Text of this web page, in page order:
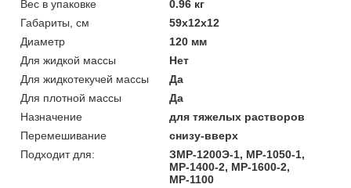
Вес в упаковке
0.96 кг
Габариты, см
59х12х12
Диаметр
120 мм
Для жидкой массы
Нет
Для жидкотекучей массы
Да
Для плотной массы
Да
Назначение
для тяжелых растворов
Перемешивание
снизу-вверх
Подходит для:
ЗМР-1200Э-1, МР-1050-1,
МР-1400-2, МР-1600-2,
МР-1100